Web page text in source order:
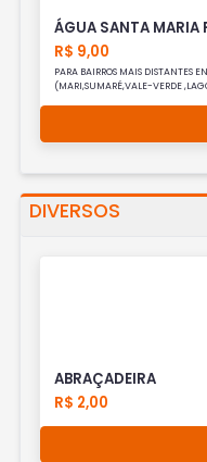
ÁGUA SANTA MARIA
R$ 9,00
PARA BAIRROS MAIS DISTANTES
(MARI,SUMARÉ,VALE-VERDE
DIVERSOS
ABRAÇADEIRA
R$ 2,00